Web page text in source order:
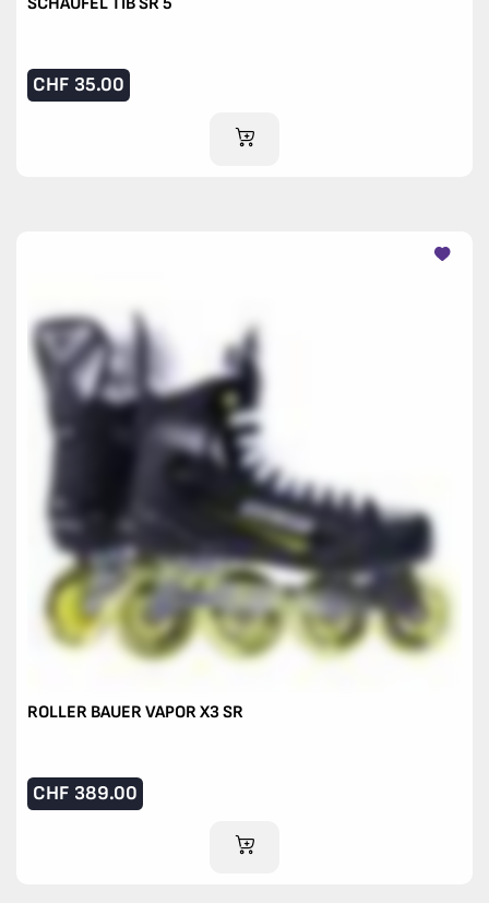
SCHAUFEL TIB SR 5
CHF 35.00
IM WARENKORB
ROLLER BAUER VAPOR X3 SR
CHF 389.00
IM WARENKORB